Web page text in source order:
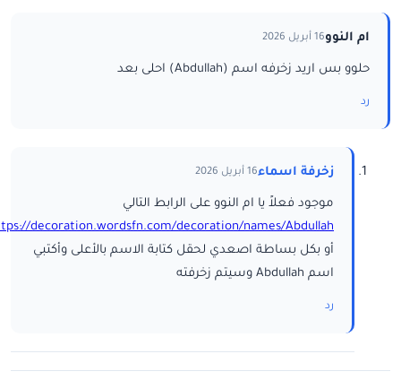
ام النوو16 أبريل 2026
حلوو بس اريد زخرفه اسم (Abdullah) احلى بعد
رد
زخرفة اسماء16 أبريل 2026
موجود فعلاً يا ام النوو على الرابط التالي
decoration.wordsfn.com/decoration/names/Abdullah/
أو بكل بساطة اصعدي لحقل كتابة الاسم بالأعلى وأكتبي
اسم Abdullah وسيتم زخرفته
رد